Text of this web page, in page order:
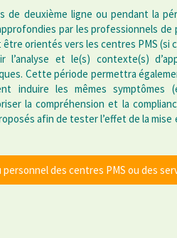
de deuxième ligne ou pendant la
par les professionnels de
orientés vers les centres PMS (si
l’analyse et le(s) contexte(s)
Cette période permettra
les mêmes symptômes
la compréhension et la
afin de tester l’effet de la mise
des centres PMS ou des